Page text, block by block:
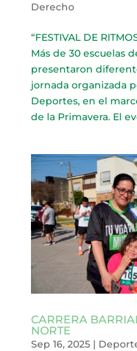
Derecho
“FESTIVAL DE
Más de 30 escuelas
presentaron
jornada organizada
Deportes, en el
de la Primavera. El
CARRERA
NORTE
Sep 16, 2025|